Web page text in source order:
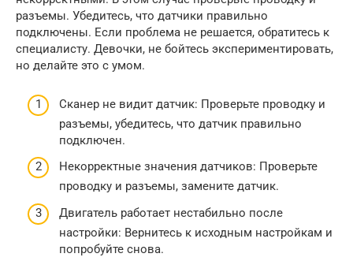
разъемы. Убедитесь, что датчики правильно
подключены. Если проблема не решается, обратитесь к
специалисту. Девочки, не бойтесь экспериментировать,
но делайте это с умом.
Сканер не видит датчик: Проверьте проводку и
разъемы, убедитесь, что датчик правильно
подключен.
Некорректные значения датчиков: Проверьте
проводку и разъемы, замените датчик.
Двигатель работает нестабильно после
настройки: Вернитесь к исходным настройкам и
попробуйте снова.